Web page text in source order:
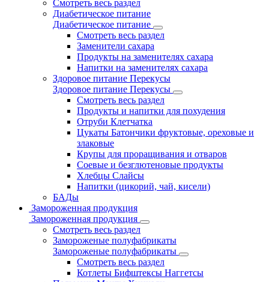
Смотреть весь раздел
Диабетическое питание
Диабетическое питание
Смотреть весь раздел
Заменители сахара
Продукты на заменителях сахара
Напитки на заменителях сахара
Здоровое питание Перекусы
Здоровое питание Перекусы
Смотреть весь раздел
Продукты и напитки для похудения
Отруби Клетчатка
Цукаты Батончики фруктовые, ореховые и
злаковые
Крупы для проращивания и отваров
Соевые и безглютеновые продукты
Хлебцы Слайсы
Напитки (цикорий, чай, кисели)
БАДы
Замороженная продукция
Замороженная продукция
Смотреть весь раздел
Замороженые полуфабрикаты
Замороженые полуфабрикаты
Смотреть весь раздел
Котлеты Бифштексы Наггетсы